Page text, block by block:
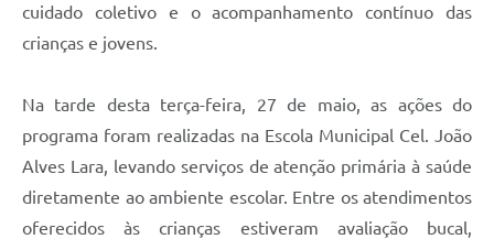
cuidado coletivo e o acompanhamento contínuo das
crianças e jovens.
Na tarde desta terça-feira, 27 de maio, as ações do
programa foram realizadas na Escola Municipal Cel. João
Alves Lara, levando serviços de atenção primária à saúde
diretamente ao ambiente escolar. Entre os atendimentos
oferecidos às crianças estiveram avaliação bucal,